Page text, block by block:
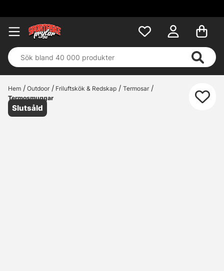
Hem Outdoor Friluftskök & Redskap
Termosar
Termosmuggar
Slutsåld